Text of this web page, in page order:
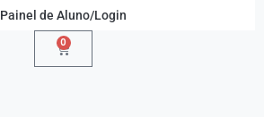
Painel de Aluno/Login
0